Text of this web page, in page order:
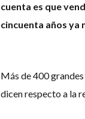
cuenta es que
cincuenta años ya
Más de 400
dicen respecto a la